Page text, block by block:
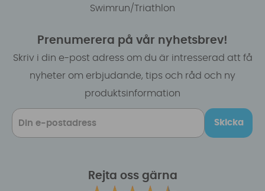
Swimrun/Triathlon
Prenumerera på vår nyhetsbrev!
Skriv i din e-post adress om du är intresserad att få
nyheter om erbjudande, tips och råd och ny
produktsinformation
Skicka
Rejta oss gärna